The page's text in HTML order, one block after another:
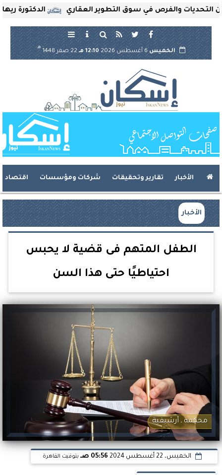
الدكتورة ريهام والفرص في سوق التطوير العقاري
الخميس6 أغسطس 2026 12:10 مـ 22 صفر 1448
هـ
الأخبار تقارير وتحقيقات شركات ومؤسسات اقتصاد
الأخبار
الطفل المتهم فى قضية لا يحبس
احتياطيًا حتى هذا السن
محكمة ـ أرشيفية
الخميس، 22 أغسطس 2024 05:56 صـ بتوقيت القاهرة